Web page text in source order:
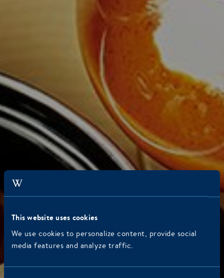
This website uses cookies
We use cookies to personalize content, provide social
media features and analyze traffic.